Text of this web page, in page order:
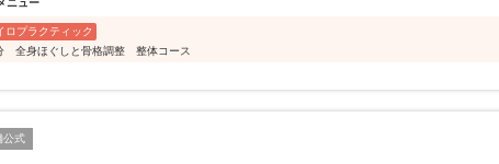
ニュー
ロプラクティック
全身ほぐしと骨格調整 整体コース
公式